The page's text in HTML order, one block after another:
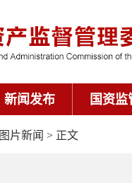
新闻发布 国资监
图片新闻 > 正文